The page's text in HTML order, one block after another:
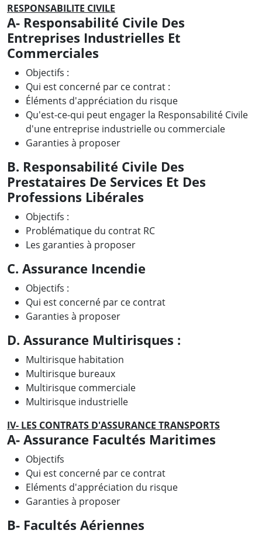
RESPONSABILITE CIVILE
A- Responsabilité Civile Des
Entreprises Industrielles Et
Commerciales
Objectifs :
Qui est concerné par ce contrat :
Éléments d'appréciation du risque
Qu'est-ce-qui peut engager la Responsabilité Civile
d'une entreprise industrielle ou commerciale
Garanties à proposer
B. Responsabilité Civile Des
Prestataires De Services Et Des
Professions Libérales
Objectifs :
Problématique du contrat RC
Les garanties à proposer
C. Assurance Incendie
Objectifs :
Qui est concerné par ce contrat
Garanties à proposer
D. Assurance Multirisques :
Multirisque habitation
Multirisque bureaux
Multirisque commerciale
Multirisque industrielle
IV- LES CONTRATS D'ASSURANCE TRANSPORTS
A- Assurance Facultés Maritimes
Objectifs
Qui est concerné par ce contrat
Eléments d'appréciation du risque
Garanties à proposer
B- Facultés Aériennes